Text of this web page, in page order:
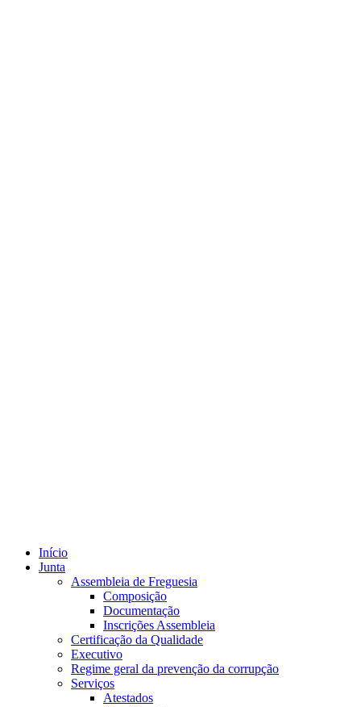
Início
Junta
Assembleia de Freguesia
Composição
Documentação
Inscrições Assembleia
Certificação da Qualidade
Executivo
Regime geral da prevenção da corrupção
Serviços
Atestados